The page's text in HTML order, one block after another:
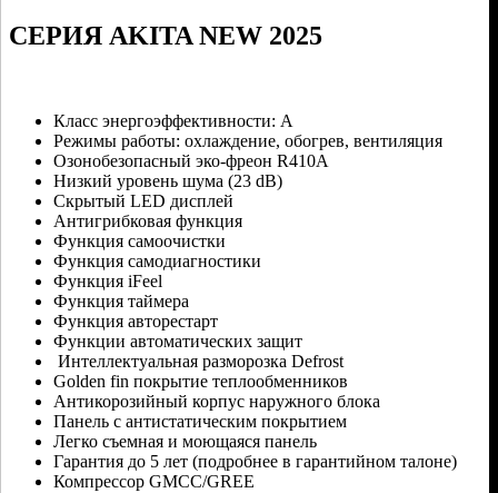
СЕРИЯ AKITA NEW 2025
Класс энергоэффективности: A
Режимы работы: охлаждение, обогрев, вентиляция
Озонобезопасный эко-фреон R410A
Низкий уровень шума (23 dB)
Скрытый LED дисплей
Антигрибковая функция
Функция самоочистки
Функция самодиагностики
Функция iFeel
Функция таймера
Функция авторестарт
Функции автоматических защит
Интеллектуальная разморозка Defrost
Golden fin покрытие теплообменников
Антикорозийный корпус наружного блока
Панель с антистатическим покрытием
Легко съемная и моющаяся панель
Гарантия до 5 лет (подробнее в гарантийном талоне)
Компрессор GMCC/GREE